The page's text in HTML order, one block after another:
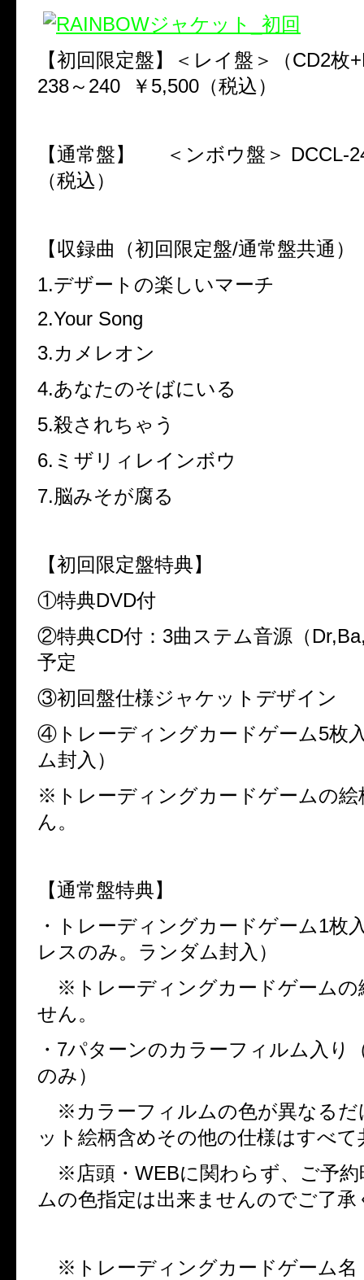
【初回限定盤】＜レイ盤＞（CD2枚
238～ 240 ￥ 5,500 （税込）
【通常盤】 ＜ンボウ盤＞ DCCL-
（税込）
【収録曲（初回限定盤/通常盤共通）
1.デザートの楽しいマーチ
2.Your Song
3.カメレオン
4.あなたのそばにいる
5.殺されちゃう
6. ミザリィレインボウ
7.脳みそが腐る
【初回限定盤特典】
①特典DVD付
②特典CD付： 3曲ステム音源（
予定
③初回盤仕様ジャケットデザイン
④トレーディングカードゲーム5枚
ム封入）
※トレーディングカードゲームの絵
ん。
【通常盤特典】
・トレーディングカードゲーム1枚
レスのみ。ランダム封入）
※トレーディングカードゲームの
せん。
・ 7パターンのカラーフィルム入り
のみ）
※カラーフィルムの色が異なるだ
ット絵柄含めその他の仕様はすべて
※店頭・ WEBに関わらず、ご予
ムの色指定は出来ませんのでご了承
※トレーディングカードゲーム名